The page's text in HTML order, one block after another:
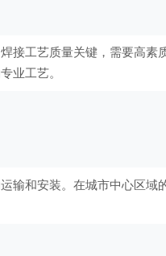
接工艺质量关键，需要高素
业工艺。
输和安装。在城市中心区域